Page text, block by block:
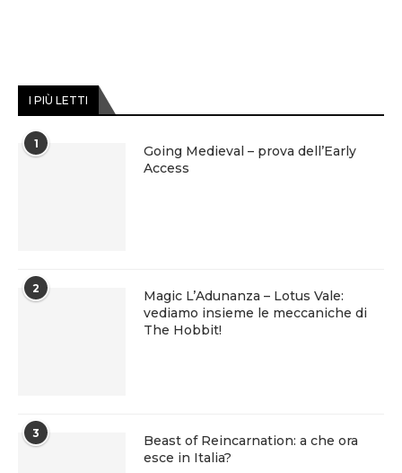
I PIÙ LETTI
1
Going Medieval – prova dell’Early
Access
2
Magic L’Adunanza – Lotus Vale:
vediamo insieme le meccaniche di
The Hobbit!
3
Beast of Reincarnation: a che ora
esce in Italia?